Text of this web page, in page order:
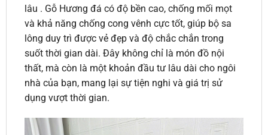
lâu . Gỗ Hương đá có độ bền cao, chống mối mọt
và khả năng chống cong vênh cực tốt, giúp bộ sa
lông duy trì được vẻ đẹp và độ chắc chắn trong
suốt thời gian dài. Đây không chỉ là món đồ nội
thất, mà còn là một khoản đầu tư lâu dài cho ngôi
nhà của bạn, mang lại sự tiện nghi và giá trị sử
dụng vượt thời gian.